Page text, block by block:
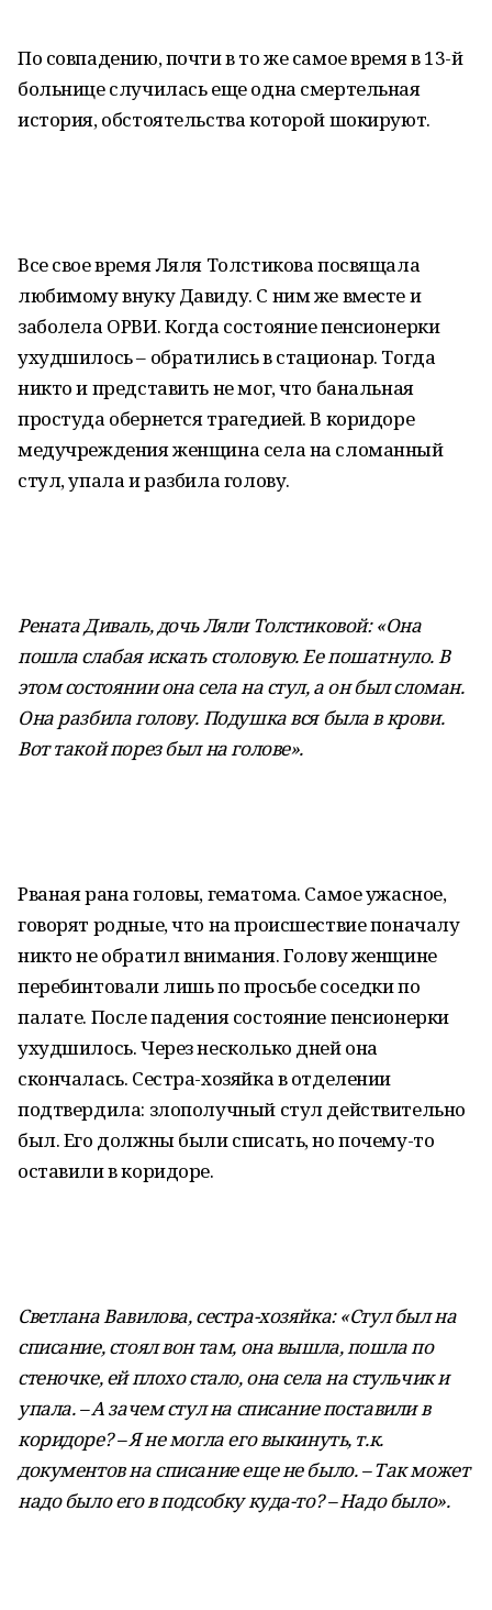
По совпадению, почти в то же самое время в 13-й
больнице случилась еще одна смертельная
история, обстоятельства которой шокируют.
Все свое время Ляля Толстикова посвящала
любимому внуку Давиду. С ним же вместе и
заболела ОРВИ. Когда состояние пенсионерки
ухудшилось – обратились в стационар. Тогда
никто и представить не мог, что банальная
простуда обернется трагедией. В коридоре
медучреждения женщина села на сломанный
стул, упала и разбила голову.
Рената Диваль, дочь Ляли Толстиковой: «Она
пошла слабая искать столовую. Ее пошатнуло. В
этом состоянии она села на стул, а он был сломан.
Она разбила голову. Подушка вся была в крови.
Вот такой порез был на голове».
Рваная рана головы, гематома. Самое ужасное,
говорят родные, что на происшествие поначалу
никто не обратил внимания. Голову женщине
перебинтовали лишь по просьбе соседки по
палате. После падения состояние пенсионерки
ухудшилось. Через несколько дней она
скончалась. Сестра-хозяйка в отделении
подтвердила: злополучный стул действительно
был. Его должны были списать, но почему-то
оставили в коридоре.
Светлана Вавилова, сестра-хозяйка: «Стул был на
списание, стоял вон там, она вышла, пошла по
стеночке, ей плохо стало, она села на стульчик и
упала. – А зачем стул на списание поставили в
коридоре? – Я не могла его выкинуть, т.к.
документов на списание еще не было. – Так может
надо было его в подсобку куда-то? – Надо было».